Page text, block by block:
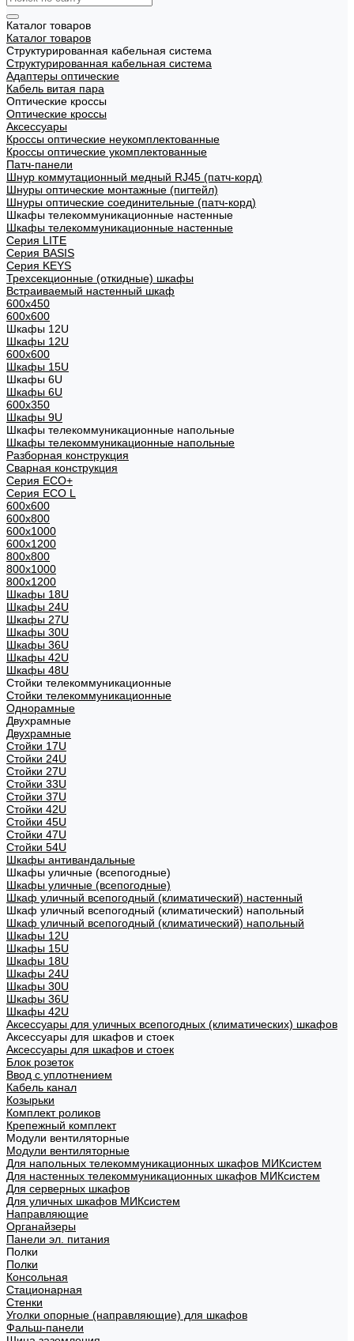
Каталог товаров
Каталог товаров
Структурированная кабельная система
Структурированная кабельная система
Адаптеры оптические
Кабель витая пара
Оптические кроссы
Оптические кроссы
Аксессуары
Кроссы оптические неукомплектованные
Кроссы оптические укомплектованные
Патч-панели
Шнур коммутационный медный RJ45 (патч-корд)
Шнуры оптические монтажные (пигтейл)
Шнуры оптические соединительные (патч-корд)
Шкафы телекоммуникационные настенные
Шкафы телекоммуникационные настенные
Cерия LITE
Cерия BASIS
Cерия KEYS
Трехсекционные (откидные) шкафы
Встраиваемый настенный шкаф
600x450
600x600
Шкафы 12U
Шкафы 12U
600x600
Шкафы 15U
Шкафы 6U
Шкафы 6U
600x350
Шкафы 9U
Шкафы телекоммуникационные напольные
Шкафы телекоммуникационные напольные
Разборная конструкция
Сварная конструкция
Серия ECO+
Серия ECO L
600x600
600x800
600х1000
600х1200
800x800
800х1000
800х1200
Шкафы 18U
Шкафы 24U
Шкафы 27U
Шкафы 30U
Шкафы 36U
Шкафы 42U
Шкафы 48U
Стойки телекоммуникационные
Стойки телекоммуникационные
Однорамные
Двухрамные
Двухрамные
Стойки 17U
Стойки 24U
Стойки 27U
Стойки 33U
Стойки 37U
Стойки 42U
Стойки 45U
Стойки 47U
Стойки 54U
Шкафы антивандальные
Шкафы уличные (всепогодные)
Шкафы уличные (всепогодные)
Шкаф уличный всепогодный (климатический) настенный
Шкаф уличный всепогодный (климатический) напольный
Шкаф уличный всепогодный (климатический) напольный
Шкафы 12U
Шкафы 15U
Шкафы 18U
Шкафы 24U
Шкафы 30U
Шкафы 36U
Шкафы 42U
Аксессуары для уличных всепогодных (климатических) шкафов
Аксессуары для шкафов и стоек
Аксессуары для шкафов и стоек
Блок розеток
Ввод с уплотнением
Кабель канал
Козырьки
Комплект роликов
Крепежный комплект
Модули вентиляторные
Модули вентиляторные
Для напольных телекоммуникационных шкафов МИКсистем
Для настенных телекоммуникационных шкафов МИКсистем
Для серверных шкафов
Для уличных шкафов МИКсистем
Направляющие
Органайзеры
Панели эл. питания
Полки
Полки
Консольная
Стационарная
Стенки
Уголки опорные (направляющие) для шкафов
Фальш-панели